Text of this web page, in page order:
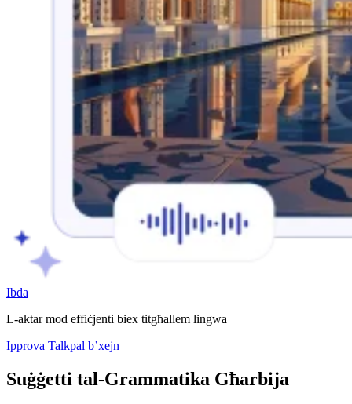
Ibda
L-aktar mod effiċjenti biex titgħallem lingwa
Ipprova Talkpal b’xejn
Suġġetti tal-Grammatika Għarbija